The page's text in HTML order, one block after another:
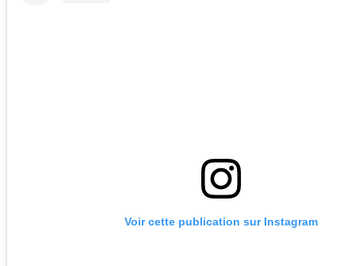
Voir cette publication sur Instagram